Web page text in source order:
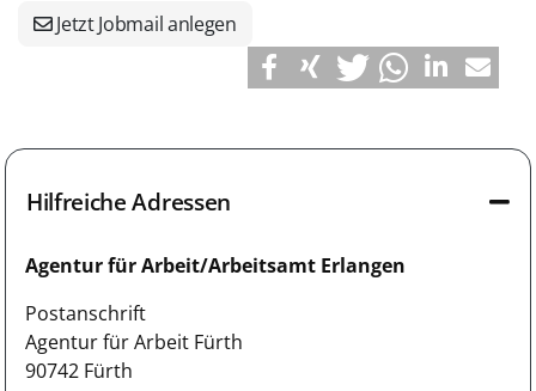
Jetzt Jobmail anlegen
Hilfreiche Adressen
Agentur für Arbeit/Arbeitsamt Erlangen
Postanschrift
Agentur für Arbeit Fürth
90742 Fürth